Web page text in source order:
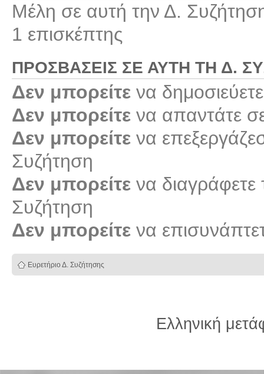
Μέλη σε αυτή την Δ.
1 επισκέπτης
ΠΡΟΣΒΆΣΕΙΣ ΣΕ ΑΥΤΉ ΤΗ Δ.
Δεν μπορείτε να
Δεν μπορείτε να απαντάτε
Δεν μπορείτε να
Συζήτηση
Δεν μπορείτε να διαγράφετε
Συζήτηση
Δεν μπορείτε να
Ευρετήριο Δ. Συζήτησης
Ελληνική